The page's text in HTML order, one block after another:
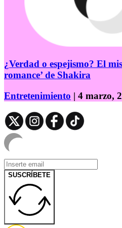
¿Verdad o espejismo? El
romance’ de Shakira
Entretenimiento | 4 marzo,
SUSCRÍBETE